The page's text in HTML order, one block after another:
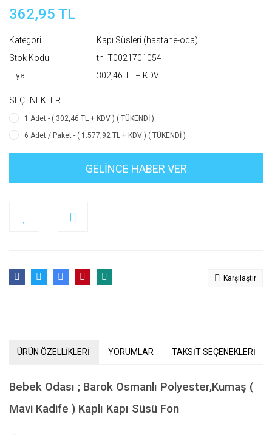
362,95 TL
Kategori
Kapı Süsleri (hastane-oda)
Stok Kodu
th_T0021701054
Fiyat
302,46 TL + KDV
SEÇENEKLER
1 Adet - ( 302,46 TL + KDV ) ( TÜKENDİ )
6 Adet / Paket - ( 1.577,92 TL + KDV ) ( TÜKENDİ )
GELİNCE HABER VER
Karşılaştır
ÜRÜN ÖZELLİKLERİ YORUMLAR TAKSİT SEÇENEKLERİ
Bebek Odası ; Barok Osmanlı Polyester,Kumaş (
Mavi Kadife ) Kaplı Kapı Süsü Fon